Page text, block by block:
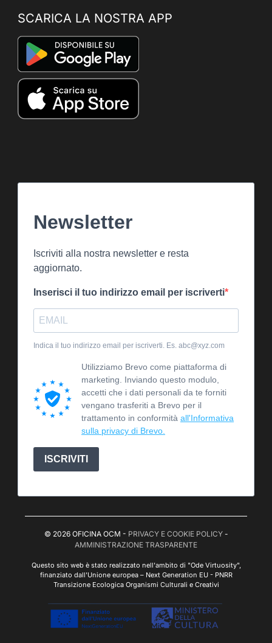
SCARICA LA NOSTRA APP
Newsletter
Iscriviti alla nostra newsletter e resta
aggiornato.
Inserisci il tuo indirizzo email per iscriverti
Indica il tuo indirizzo email per iscriverti. Es. abc@xyz.com
Utilizziamo Brevo come piattaforma di
marketing. Inviando questo modulo,
accetti che i dati personali da te forniti
vengano trasferiti a Brevo per il
trattamento in conformità all'Informativa
sulla privacy di Brevo.
ISCRIVITI
© 2026 OFICINA OCM - PRIVACY E COOKIE POLICY-
AMMINISTRAZIONE TRASPARENTE
Questo sito web è stato realizzato nell'ambito di "Ode Virtuosity",
finanziato dall'Unione europea – Next Generation EU - PNRR
Transizione Ecologica Organismi Culturali e Creativi